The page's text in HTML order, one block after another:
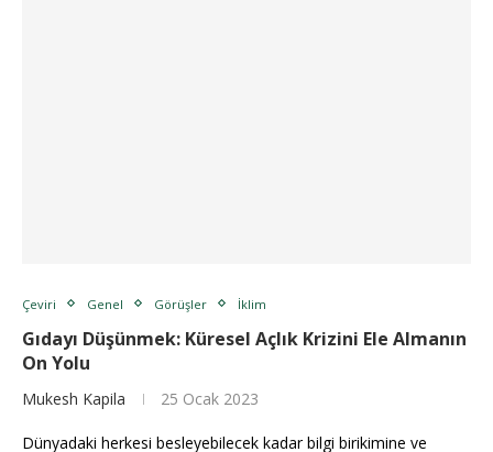
Çeviri Genel Görüşler İklim
Gıdayı Düşünmek: Küresel Açlık Krizini Ele Almanın
On Yolu
Mukesh Kapila 25 Ocak 2023
Dünyadaki herkesi besleyebilecek kadar bilgi birikimine ve